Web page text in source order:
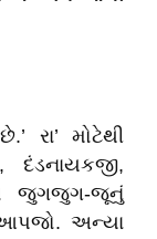
રા’ મોટેથી
દંડનાયકજી,
જુગજુગ-જૂનું
અન્યા